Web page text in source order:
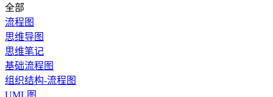
全部
流程图
思维导图
思维笔记
基础流程图
组织结构-流程图
UML图